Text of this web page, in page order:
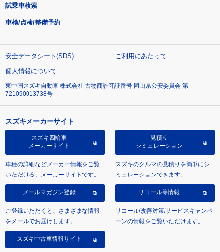
試乗車検索
車検/点検/整備予約
安全データシート(SDS)
ご利用にあたって
個人情報について
東中国スズキ自動車 株式会社 古物商許可証番号 岡山県公安委員会 第
721090013738号
スズキメーカーサイト
スズキ四輪車
メーカーサイト
車種の詳細などメーカー情報をご覧
いただける、メーカーサイトです。
見積り
シミュレーション
スズキのクルマの見積りを簡単にシ
ミュレーションできます。
メールマガジン登録
ご登録いただくと、さまざまな情報
をメールでお届けします。
リコール等情報
リコール/改善対策/サービスキャンペ
ーンの情報をご覧いただけます。
スズキ中古車情報サイト